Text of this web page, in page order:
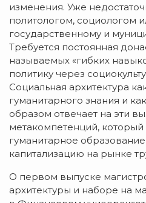
изменения. Уже
политологом, социологом
государственному и
Требуется постоянная
называемых «гибких
политику через
Социальная архитектура
гуманитарного знания и
образом отвечает на эти
метакомпетенций,
гуманитарное
капитализацию на рынке
О первом выпуске
архитектуры и наборе на